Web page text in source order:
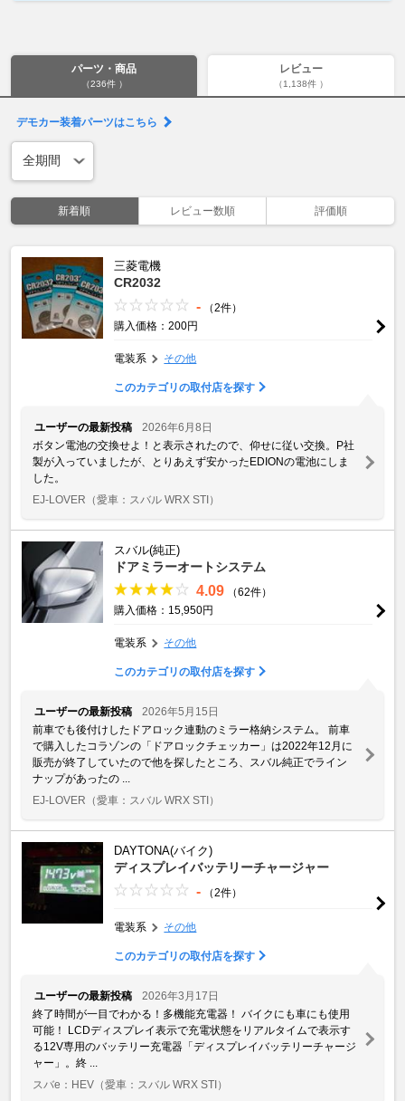
パーツ・商品
（236件 ）
レビュー
（1,138件 ）
デモカー装着パーツはこちら
新着順 レビュー数順 評価順
三菱電機
CR2032
-
（2件）
購入価格：200円
電装系 その他
このカテゴリの取付店を探す
ユーザーの最新投稿
2026年6月8日
ボタン電池の交換せよ！と表示されたので、仰せに従い交換。P社
製が入っていましたが、とりあえず安かったEDIONの電池にしま
した。
EJ-LOVER （愛車：スバル WRX STI）
スバル(純正)
ドアミラーオートシステム
4.09
（62件）
購入価格：15,950円
電装系 その他
このカテゴリの取付店を探す
ユーザーの最新投稿
2026年5月15日
前車でも後付けしたドアロック連動のミラー格納システム。 前車
で購入したコラゾンの「ドアロックチェッカー」は2022年12月に
販売が終了していたので他を探したところ、スバル純正でライン
ナップがあったの ...
EJ-LOVER （愛車：スバル WRX STI）
DAYTONA(バイク)
ディスプレイバッテリーチャージャー
- （2件）
電装系 その他
このカテゴリの取付店を探す
ユーザーの最新投稿
2026年3月17日
終了時間が一目でわかる！多機能充電器！ バイクにも車にも使用
可能！ LCDディスプレイ表示で充電状態をリアルタイムで表示す
る12V専用のバッテリー充電器「ディスプレイバッテリーチャージ
ャー」。終 ...
スバe：HEV （愛車：スバル WRX STI）